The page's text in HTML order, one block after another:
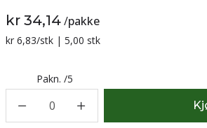
kr 34,14/pakke
Sammenligning pris:
kr 6,83/stk | 5,00 stk
Pakn. /5
0